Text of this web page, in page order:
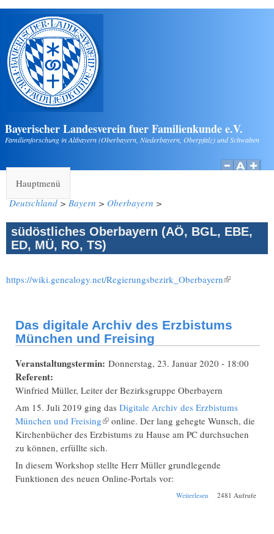
Direkt zum Inhalt
Bayerischer Landesverein fuer Familienkunde e.V.
Familienforschung in Altbayern (Oberbayern, Niederbayern, Oberpfalz) und Schwaben
Hauptmenü
Deutschland>Bayern > Oberbayern >
südöstliches Oberbayern (AÖ, BGL, EBE,
ED, MÜ, RO, TS)
https://wiki.genealogy.net/Regierungsbezirk_Oberbayern(Link ist
Das digitale Archiv des Erzbistums
München und Freising
Veranstaltungstermin: Donnerstag, 23. Januar 2020 - 18:00
Referent:
Winfried Müller, Leiter der Bezirksgruppe Oberbayern
Am 15. Juli 2019 ging das Digitale Archiv des Erzbistums
München und Freising(Link ist extern)
online. Der lang gehegte Wunsch, die
Kirchenbücher des Erzbistums zu Hause am PC durchsuchen
zu können, erfüllte sich.
In diesem Workshop stellte Herr Müller grundlegende
Funktionen des neuen Online-Portals vor:
Weiterlesen über Das digitale
2481 Aufrufe